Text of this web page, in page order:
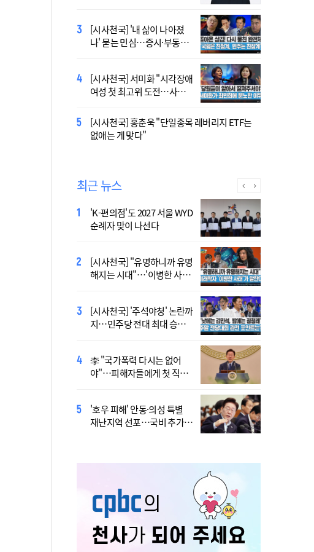
[시사천국] '내 삶이 나아졌
나' 묻는 민심…증시·부동산
[시사천국] 서미화 "시각장애
여성 첫 최고위 도전…사회
[시사천국] 홍춘욱 "단일종목 레버리지 ETF는
없애는 게 맞다"
대전신학교 유학 사제, 중국
최연소 주교 됐다
[시사천국] 서범수 '돌려차기'
발언 파장…"사석에서도 안
[사제인사] 인천교구 8월 11
일·7월 30일 부
최근 뉴스
'K-편의점'도 2027 서울 WYD
순례자 맞이 나선다
[시사천국] "유명하니까 유명
해지는 시대"…'이병한 사
[시사천국] '주석야청' 논란까
지…민주당 전대 최대 승부
李 "국가폭력 다시는 없어
야"…피해자들에게 첫 직접
'호우 피해' 안동·의성 특별
재난지역 선포…국비 추가
폭염 '뉴 노멀' 시대..."한 단계
높은 수준의 폭염"
[사제인사] 안동교구, 10일
부
'식중독 발생 9월이 가장 많
아'
정동영 "'조선' 호명 부르기
공론화 후에"…원로들 "이름
Official Theme Song for
WYD Seoul 2027 Released